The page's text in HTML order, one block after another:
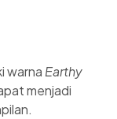
warna Earthy
menjadi